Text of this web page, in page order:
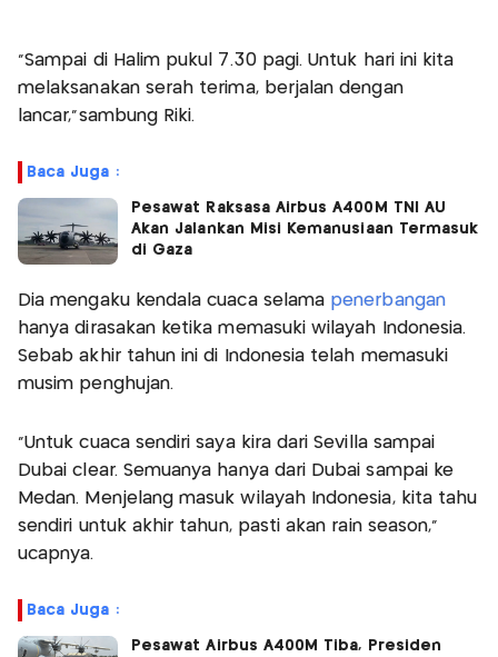
“Sampai di Halim pukul 7.30 pagi. Untuk hari ini kita
melaksanakan serah terima, berjalan dengan
lancar,”sambung Riki.
Baca Juga :
Pesawat Raksasa Airbus A400M TNI AU
Akan Jalankan Misi Kemanusiaan Termasuk
di Gaza
Dia mengaku kendala cuaca selama penerbangan
hanya dirasakan ketika memasuki wilayah Indonesia.
Sebab akhir tahun ini di Indonesia telah memasuki
musim penghujan.
"Untuk cuaca sendiri saya kira dari Sevilla sampai
Dubai clear. Semuanya hanya dari Dubai sampai ke
Medan. Menjelang masuk wilayah Indonesia, kita tahu
sendiri untuk akhir tahun, pasti akan rain season,"
ucapnya.
Baca Juga :
Pesawat Airbus A400M Tiba, Presiden